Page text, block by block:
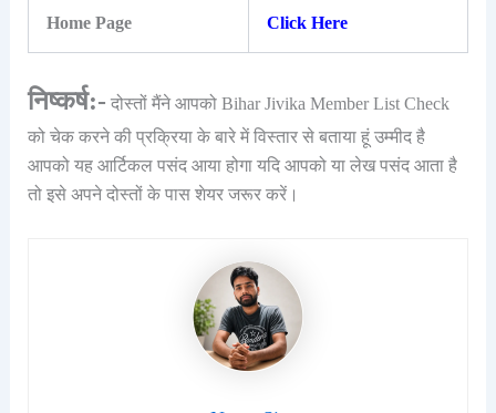
Home Page Click Here
निष्कर्ष:- दोस्तों मैंने आपको Bihar Jivika Member List Check
को चेक करने की प्रक्रिया के बारे में विस्तार से बताया हूं उम्मीद है
आपको यह आर्टिकल पसंद आया होगा यदि आपको या लेख पसंद आता है
तो इसे अपने दोस्तों के पास शेयर जरूर करें।